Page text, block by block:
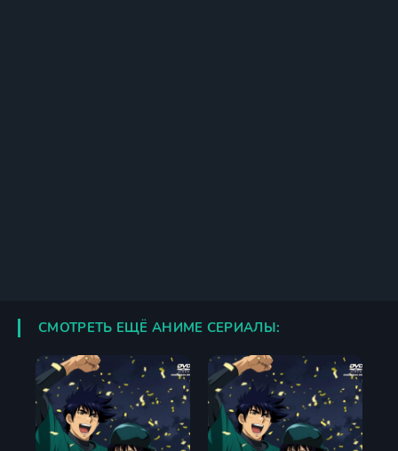
СМОТРЕТЬ ЕЩЁ АНИМЕ СЕРИАЛЫ: